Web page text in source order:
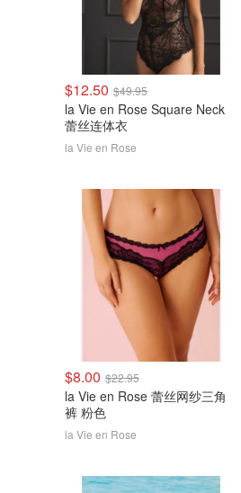
$12.50 $49.95
la Vie en Rose Square Neck
蕾丝连体衣
la Vie en Rose
$8.00 $22.95
la Vie en Rose 蕾丝网纱三角
裤 粉色
la Vie en Rose